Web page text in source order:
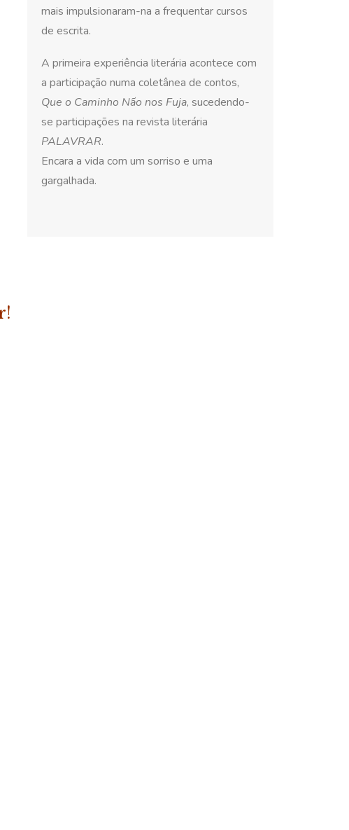
mais impulsionaram-na a frequentar cursos
de escrita.
A primeira experiência literária acontece com
a participação numa coletânea de contos,
Que o Caminho Não nos Fuja, sucedendo-
se participações na revista literária
PALAVRAR.
Encara a vida com um sorriso e uma
gargalhada.